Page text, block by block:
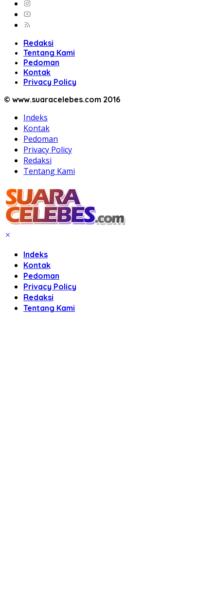
Redaksi
Tentang Kami
Pedoman
Kontak
Privacy Policy
© www.suaracelebes.com 2016
Indeks
Kontak
Pedoman
Privacy Policy
Redaksi
Tentang Kami
Indeks
Kontak
Pedoman
Privacy Policy
Redaksi
Tentang Kami